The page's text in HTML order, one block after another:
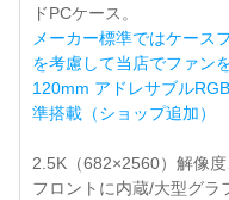
ドPCケース。
メーカー標準ではケース
を考慮して当店でファン
120mm アドレサブル
準搭載（ショップ追加）
2.5K（682×2560）解像
フロントに内蔵/大型グラ